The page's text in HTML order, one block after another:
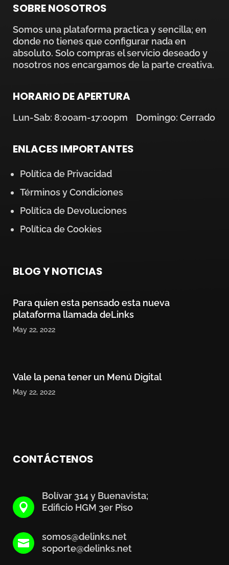
SOBRE NOSOTROS
Somos una plataforma practica y sencilla; en
donde no tienes que configurar nada en
absoluto. Solo compras el servicio deseado y
nosotros nos encargamos de la parte creativa.
HORARIO DE APERTURA
Lun-Sab: 8:00am-17:00pm Domingo: Cerrado
ENLACES IMPORTANTES
Política de Privacidad
Términos y Condiciones
Política de Devoluciones
Política de Cookies
BLOG Y NOTICIAS
Para quien esta pensado esta nueva
plataforma llamada deLinks
May 22, 2022
Vale la pena tener un Menú Digital
May 22, 2022
CONTÁCTENOS

Bolívar 314 y Buenavista;
Edificio HGM 3er Piso

somos@delinks.net
soporte@delinks.net